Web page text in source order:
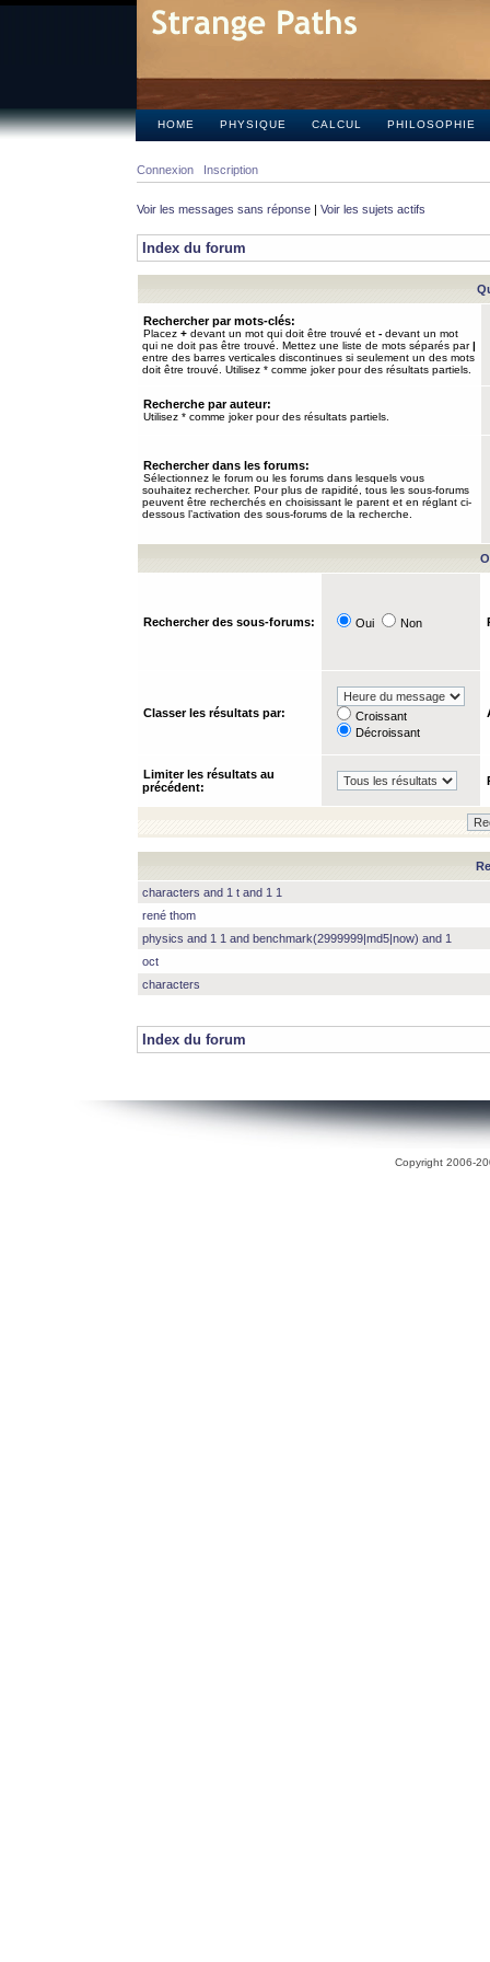
HOME PHYSIQUE CALCUL PHILOSOPHIE
Connexion Inscription
Voir les messages sans réponse | Voir les sujets actifs
Index du forum
Rechercher par mots-clés:
Placez + devant un mot qui doit être trouvé et - devant un mot
qui ne doit pas être trouvé. Mettez une liste de mots séparés par|
entre des barres verticales discontinues si seulement un des mots
doit être trouvé. Utilisez * comme joker pour des résultats partiels.
Recherche par auteur:
Utilisez * comme joker pour des résultats partiels.
Rechercher dans les forums:
Sélectionnez le forum ou les forums dans lesquels vous
souhaitez rechercher. Pour plus de rapidité, tous les sous-forums
peuvent être recherchés en choisissant le parent et en réglant ci-
dessous l’activation des sous-forums de la recherche.
Rechercher des sous-forums: Oui Non
Classer les résultats par:
Croissant
Décroissant
Limiter les résultats au
précédent:
characters and 1 t and 1 1
rené thom
physics and 1 1 and benchmark(2999999|md5|now) and 1
oct
characters
Index du forum
Copyright 2006-